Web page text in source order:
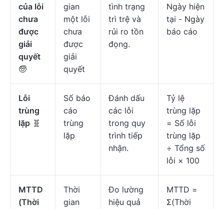
của lỗi
chưa
được
giải
quyết
🧓
gian
một lỗi
chưa
được
giải
quyết
tình trạng
trì trệ và
rủi ro tồn
đọng.
Ngày hiện
tại - Ngày
báo cáo
Lỗi
trùng
lặp 🧬
Số báo
cáo
trùng
lặp
Đánh dấu
các lỗi
trong quy
trình tiếp
nhận.
Tỷ lệ
trùng lặp
= Số lỗi
trùng lặp
÷ Tổng số
lỗi × 100
MTTD
(Thời
Thời
gian
Đo lường
hiệu quả
MTTD =
Σ(Thời